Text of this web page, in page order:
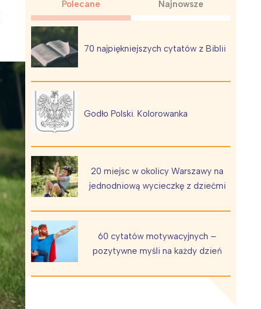
Polecane Najnowsze
70 najpiękniejszych cytatów z Biblii
Godło Polski. Kolorowanka
20 miejsc w okolicy Warszawy na
jednodniową wycieczkę z dziećmi
60 cytatów motywacyjnych –
pozytywne myśli na każdy dzień